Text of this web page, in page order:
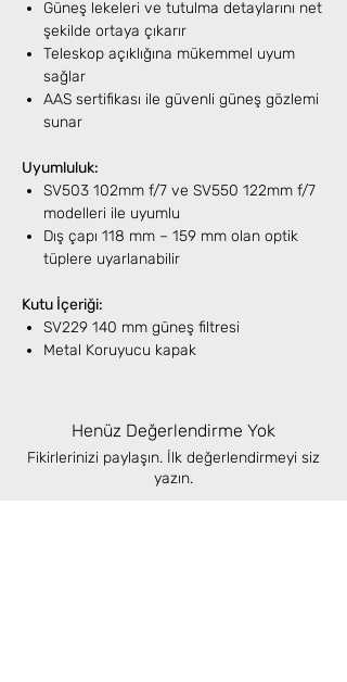
Güneş lekeleri ve tutulma detaylarını net
şekilde ortaya çıkarır
Teleskop açıklığına mükemmel uyum
sağlar
AAS sertifikası ile güvenli güneş gözlemi
sunar
Uyumluluk:
SV503 102mm f/7 ve SV550 122mm f/7
modelleri ile uyumlu
Dış çapı 118 mm – 159 mm olan optik
tüplere uyarlanabilir
Kutu İçeriği:
SV229 140 mm güneş filtresi
Metal Koruyucu kapak
Henüz Değerlendirme Yok
Fikirlerinizi paylaşın. İlk değerlendirmeyi siz
yazın.